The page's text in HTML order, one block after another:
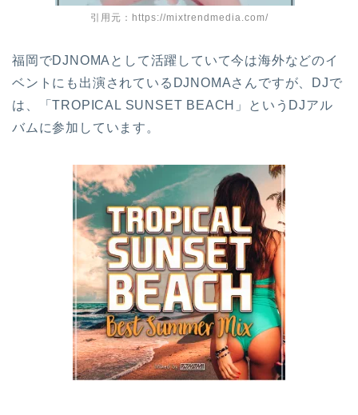
引用元：https://mixtrendmedia.com/
福岡でDJNOMAとして活躍していて今は海外などのイ
ベントにも出演されているDJNOMAさんですが、DJで
は、「TROPICAL SUNSET BEACH」というDJアル
バムに参加しています。